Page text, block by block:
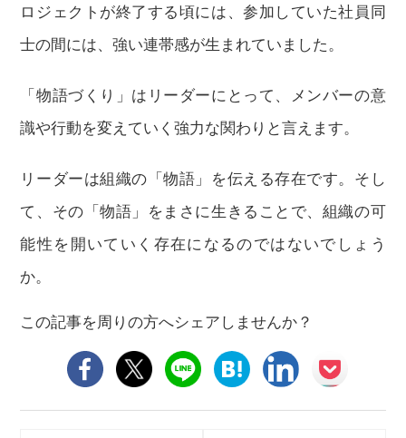
ロジェクトが終了する頃には、参加していた社員同
士の間には、強い連帯感が生まれていました。
「物語づくり」はリーダーにとって、メンバーの意
識や行動を変えていく強力な関わりと言えます。
リーダーは組織の「物語」を伝える存在です。そし
て、その「物語」をまさに生きることで、組織の可
能性を開いていく存在になるのではないでしょう
か。
この記事を周りの方へシェアしませんか？